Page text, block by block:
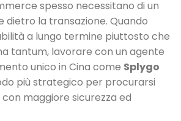
spesso necessitano di un
la transazione. Quando
a lungo termine piuttosto che
tantum, lavorare con un agente
unico in Cina come Splygo
più strategico per procurarsi
maggiore sicurezza ed